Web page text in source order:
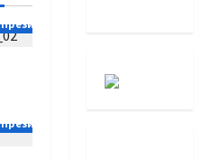
грантов
грантов